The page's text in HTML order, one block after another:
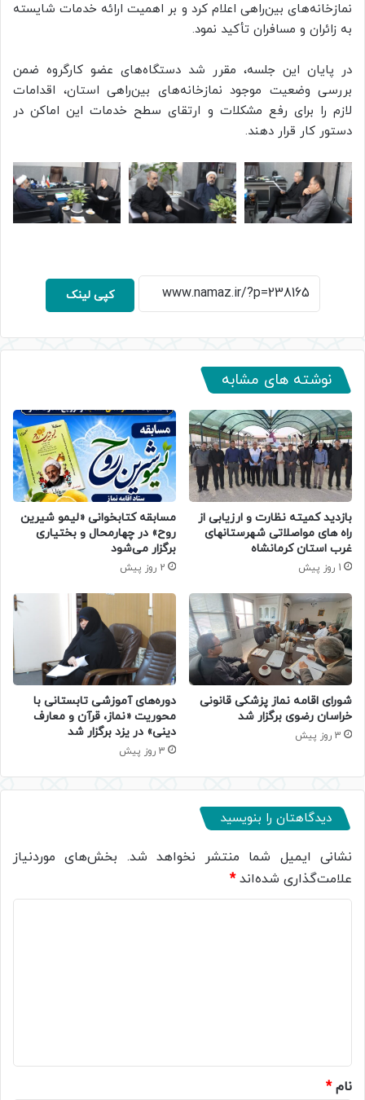
نمازخانه‌های بین‌راهی اعلام کرد و بر اهمیت ارائه خدمات شایسته
به زائران و مسافران تأکید نمود.
در پایان این جلسه، مقرر شد دستگاه‌های عضو کارگروه ضمن
بررسی وضعیت موجود نمازخانه‌های بین‌راهی استان، اقدامات
لازم را برای رفع مشکلات و ارتقای سطح خدمات این اماکن در
دستور کار قرار دهند.
کپی لینک
نوشته های مشابه
بازدید کمیته نظارت و ارزیابی از
راه های مواصلاتی شهرستانهای
غرب استان کرمانشاه
1 روز پیش
مسابقه کتابخوانی «لیمو شیرین
روح» در چهارمحال و بختیاری
برگزار می‌شود
2 روز پیش
شورای اقامه نماز پزشکی قانونی
خراسان رضوی برگزار شد
3 روز پیش
دوره‌های آموزشی تابستانی با
محوریت «نماز، قرآن و معارف
دینی» در یزد برگزار شد
3 روز پیش
دیدگاهتان را بنویسید
نشانی ایمیل شما منتشر نخواهد شد. بخش‌های موردنیاز
علامت‌گذاری شده‌اند*
نام*